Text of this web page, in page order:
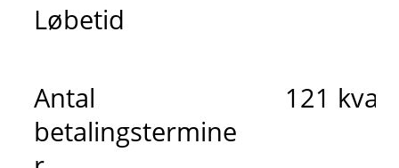
Løbetid
Antal
betalingstermine
121